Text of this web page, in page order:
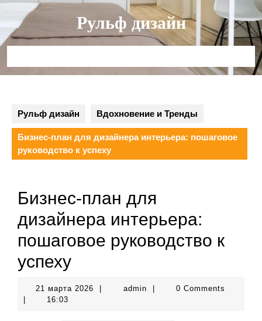
Перейти
содержимому
Рульф дизайн
Рульф дизайн Вдохновение и Тренды
Бизнес-план для дизайнера интерьера: пошаговое
руководство к успеху
Бизнес-план для
дизайнера интерьера:
пошаговое руководство к
успеху
21 марта 2026 21
adminadmin
0 Comments
16:03